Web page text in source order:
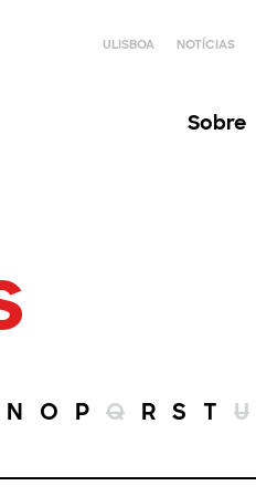
ULISBOA NOTÍCIAS
Sobre
N O P Q R S T U